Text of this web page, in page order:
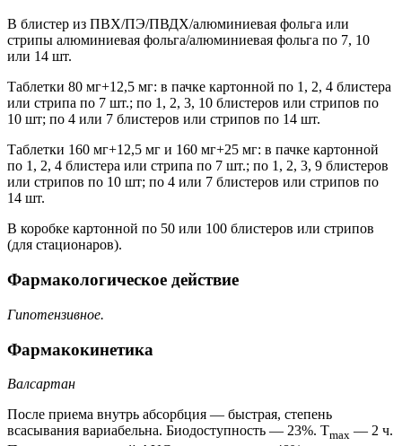
В блистер из ПВХ/ПЭ/ПВДХ/алюминиевая фольга или
стрипы алюминиевая фольга/алюминиевая фольга по 7, 10
или 14 шт.
Таблетки 80 мг+12,5 мг: в пачке картонной по 1, 2, 4 блистера
или стрипа по 7 шт.; по 1, 2, 3, 10 блистеров или стрипов по
10 шт; по 4 или 7 блистеров или стрипов по 14 шт.
Таблетки 160 мг+12,5 мг и 160 мг+25 мг: в пачке картонной
по 1, 2, 4 блистера или стрипа по 7 шт.; по 1, 2, 3, 9 блистеров
или стрипов по 10 шт; по 4 или 7 блистеров или стрипов по
14 шт.
В коробке картонной по 50 или 100 блистеров или стрипов
(для стационаров).
Фармакологическое действие
Гипотензивное.
Фармакокинетика
Валсартан
После приема внутрь абсорбция — быстрая, степень
всасывания вариабельна. Биодоступность — 23%. Tmax — 2 ч.